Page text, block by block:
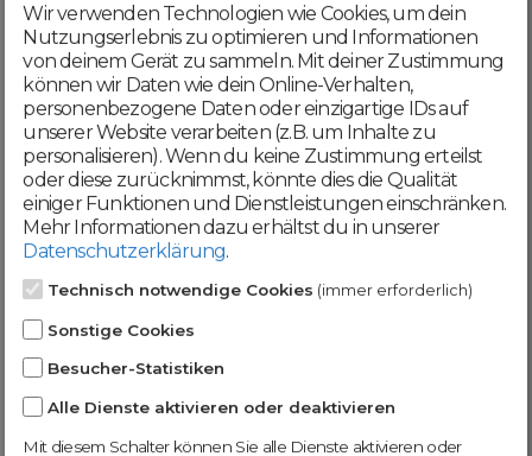
Mit deiner Registrierung bestätigst du,
dass du dieAGBund
Datenschutzerklärung akzeptierst
Weiter
Werde jetzt Teil der
DomainCatcher-
Community!
Nutze unsere Erfahrung und profitiere
Wir verwenden Technologien wie Cookies, um dein
Nutzungserlebnis zu optimieren und Informationen
von deinem Gerät zu sammeln. Mit deiner Zustimmung
können wir Daten wie dein Online-Verhalten,
personenbezogene Daten oder einzigartige IDs auf
unserer Website verarbeiten (z.B. um Inhalte zu
personalisieren). Wenn du keine Zustimmung erteilst
oder diese zurücknimmst, könnte dies die Qualität
einiger Funktionen und Dienstleistungen einschränken.
Mehr Informationen dazu erhältst du in unserer
Datenschutzerklärung.
Technisch notwendige Cookies (immer erforderlich)
Sonstige Cookies
Besucher-Statistiken
Alle Dienste aktivieren oder deaktivieren
Mit diesem Schalter können Sie alle Dienste aktivieren oder